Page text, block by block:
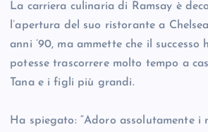
La carriera culinaria di Ramsay è
l’apertura del suo ristorante a
anni ’90, ma ammette che il successo
potesse trascorrere molto tempo a
Tana e i figli più grandi.
Ha spiegato: “Adoro assolutamente i